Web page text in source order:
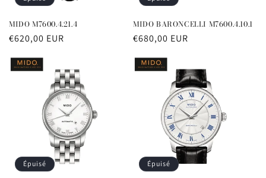
n
:
MIDO M7600.4.21.4
Prix
€620,00 EUR
MIDO BARONCELLI M7600.4.10.1
Prix
€680,00 EUR
Épuisé Épuisé